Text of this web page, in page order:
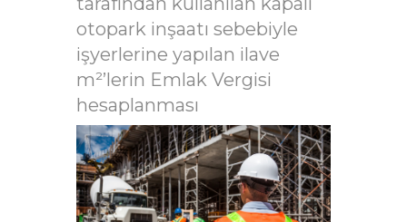
otopark inşaatı sebebiyle
işyerlerine yapılan ilave
m²’lerin Emlak Vergisi
hesaplanması